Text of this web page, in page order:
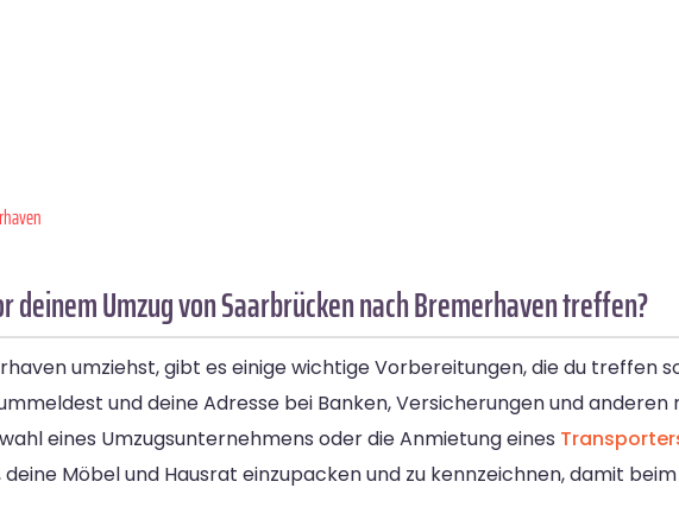
deinem Umzug von Saarbrücken nach Bremerhaven treffen?
umziehst, gibt es einige wichtige Vorbereitungen, die du treffen
und deine Adresse bei Banken, Versicherungen und
eines Umzugsunternehmens oder die Anmietung eines
Möbel und Hausrat einzupacken und zu kennzeichnen, damit